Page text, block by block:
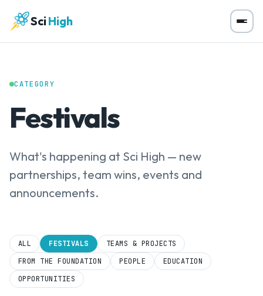
SciHigh
CATEGORY
Festivals
What's happening at Sci High — new
partnerships, team wins, events and
announcements.
ALL FESTIVALS
TEAMS & PROJECTS
FROM THE FOUNDATION
PEOPLE
EDUCATION
OPPORTUNITIES